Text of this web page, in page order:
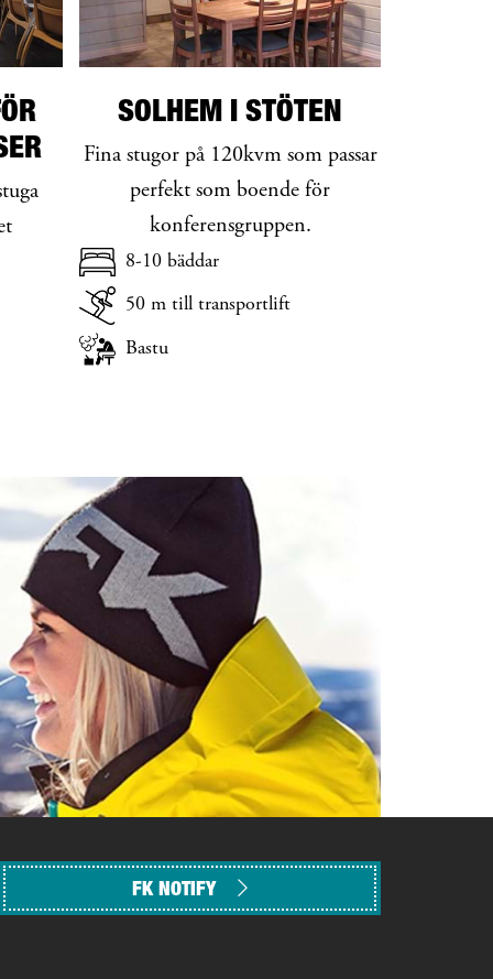
SOLHEM I STÖTEN
Fina stugor på 120kvm som passar
perfekt som boende för
konferensgruppen.
8-10 bäddar
50 m till transportlift
Bastu
FK NOTIFY